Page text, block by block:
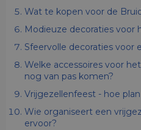
Wat te kopen voor de
Modieuze decoraties voor
Sfeervolle decoraties voor
Welke accessoires voor
nog van pas komen?
Vrijgezellenfeest - hoe
Wie organiseert een
ervoor?